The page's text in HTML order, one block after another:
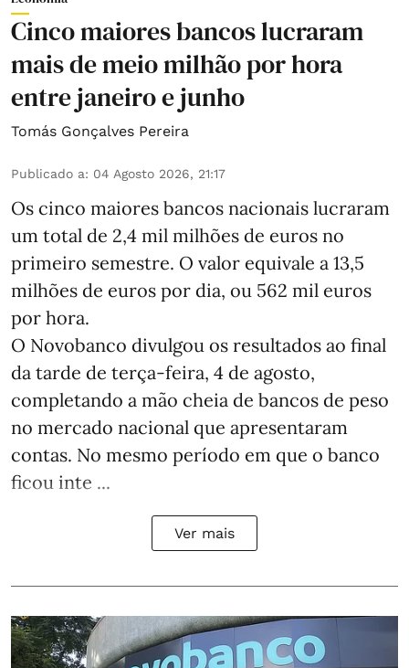
Cinco maiores bancos lucraram
mais de meio milhão por hora
entre janeiro e junho
Tomás Gonçalves Pereira
Publicado a: 04 Agosto 2026, 21:17
Os cinco maiores bancos nacionais lucraram
um total de 2,4 mil milhões de euros no
primeiro semestre. O valor equivale a 13,5
milhões de euros por dia, ou 562 mil euros
por hora.
O Novobanco divulgou os resultados ao final
da tarde de terça-feira, 4 de agosto,
completando a mão cheia de bancos de peso
no mercado nacional que apresentaram
contas. No mesmo período em que o banco
ficou inte ...
Ver mais